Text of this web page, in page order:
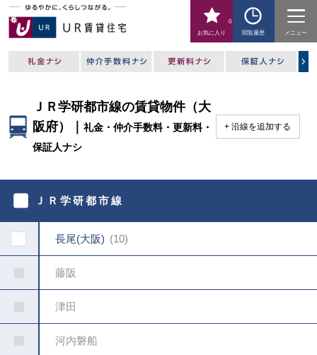
お気に入り
0
閲覧履歴
メニュー
ＪＲ学研都市線の賃貸物件（大
阪府）｜礼金・仲介手数料・更新料・
保証人ナシ
沿線を追加する
く
ＪＲ学研都市線
長尾(大阪) 10
藤阪
津田
河内磐船